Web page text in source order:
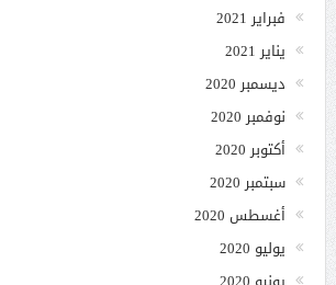
فبراير 2021
يناير 2021
ديسمبر 2020
نوفمبر 2020
أكتوبر 2020
سبتمبر 2020
أغسطس 2020
يوليو 2020